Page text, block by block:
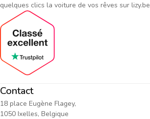
quelques clics la voiture de vos rêves sur lizy.be
Contact
18 place Eugène Flagey,
1050 Ixelles, Belgique